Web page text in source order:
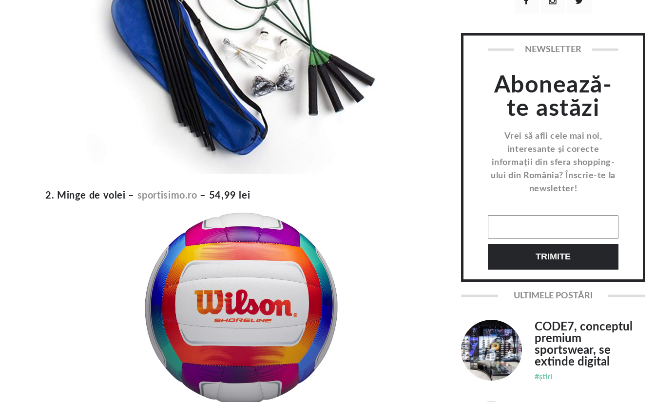
2. Minge de volei – sportisimo.ro – 54,99 lei
NEWSLETTER
Abonează-
te astăzi
Vrei să afli cele mai noi,
interesante și corecte
informații din sfera shopping-
ului din România? Înscrie-te la
newsletter!
ULTIMELE POSTĂRI
CODE7, conceptul
premium
sportswear, se
extinde digital
#știri